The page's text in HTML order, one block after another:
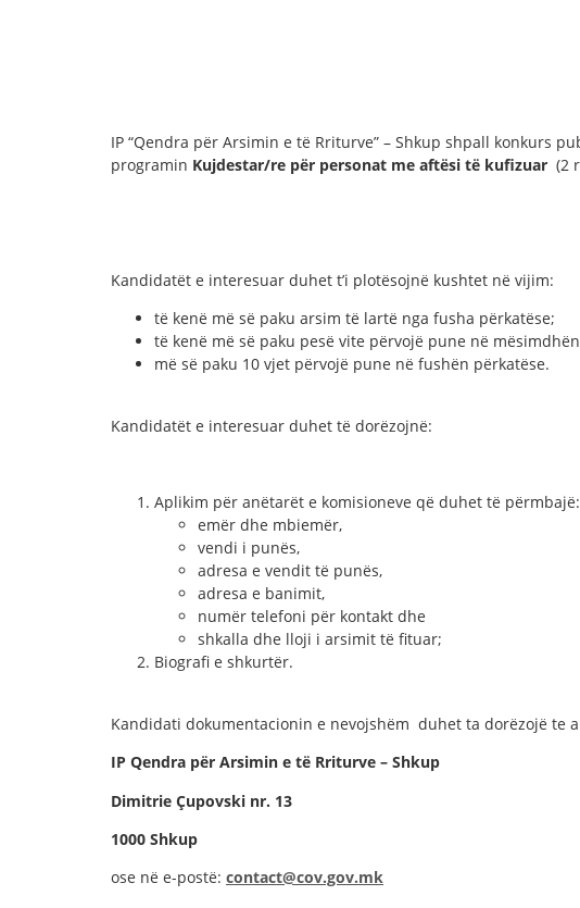
IP “Qendra për Arsimin e të Rriturve” – Shkup shpall konkurs
programin Kujdestar/re për personat me aftësi të kufizuar (2
Kandidatët e interesuar duhet t’i plotësojnë kushtet në vijim:
të kenë më së paku arsim të lartë nga fusha përkatëse;
të kenë më së paku pesë vite përvojë pune në
më së paku 10 vjet përvojë pune në fushën përkatëse.
Kandidatët e interesuar duhet të dorëzojnë:
Aplikim për anëtarët e komisioneve që duhet të përmbajë:
emër dhe mbiemër,
vendi i punës,
adresa e vendit të punës,
adresa e banimit,
numër telefoni për kontakt dhe
shkalla dhe lloji i arsimit të fituar;
Biografi e shkurtër.
Kandidati dokumentacionin e nevojshëm duhet ta dorëzojë te
IP Qendra për Arsimin e të Rriturve – Shkup
Dimitrie Çupovski nr. 13
1000 Shkup
ose në e-postë: contact@cov.gov.mk